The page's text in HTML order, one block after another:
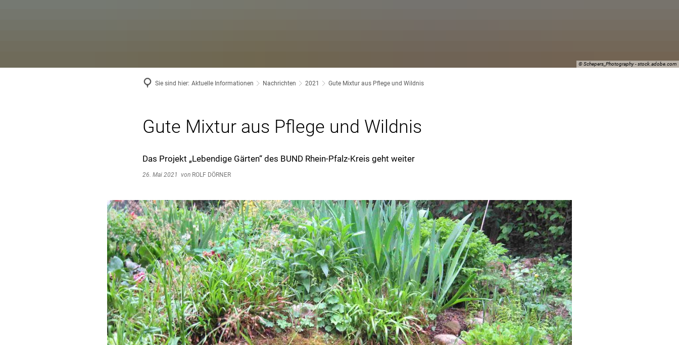
© Schepers_Photography - stock.adobe.com
Sie sind hier: Aktuelle Informationen Nachrichten 2021 Gute Mixtur aus Pflege und Wildnis
Gute Mixtur aus Pflege und Wildnis
Das Projekt „Lebendige Gärten“ des BUND Rhein-Pfalz-Kreis geht weiter
26. Mai 2021 von ROLF DÖRNER